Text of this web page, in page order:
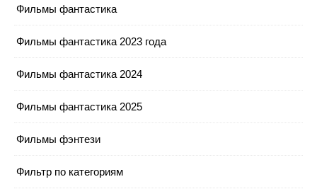
Фильмы фантастика
Фильмы фантастика 2023 года
Фильмы фантастика 2024
Фильмы фантастика 2025
Фильмы фэнтези
Фильтр по категориям